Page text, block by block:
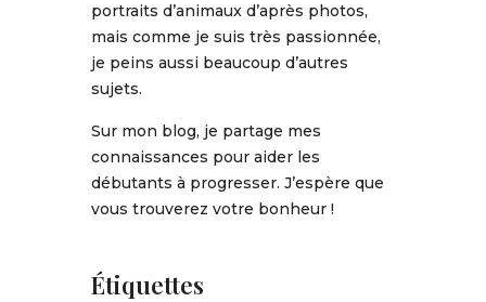
portraits d’animaux d’après photos,
mais comme je suis très passionnée,
je peins aussi beaucoup d’autres
sujets.
Sur mon blog, je partage mes
connaissances pour aider les
débutants à progresser. J’espère que
vous trouverez votre bonheur !
Étiquettes